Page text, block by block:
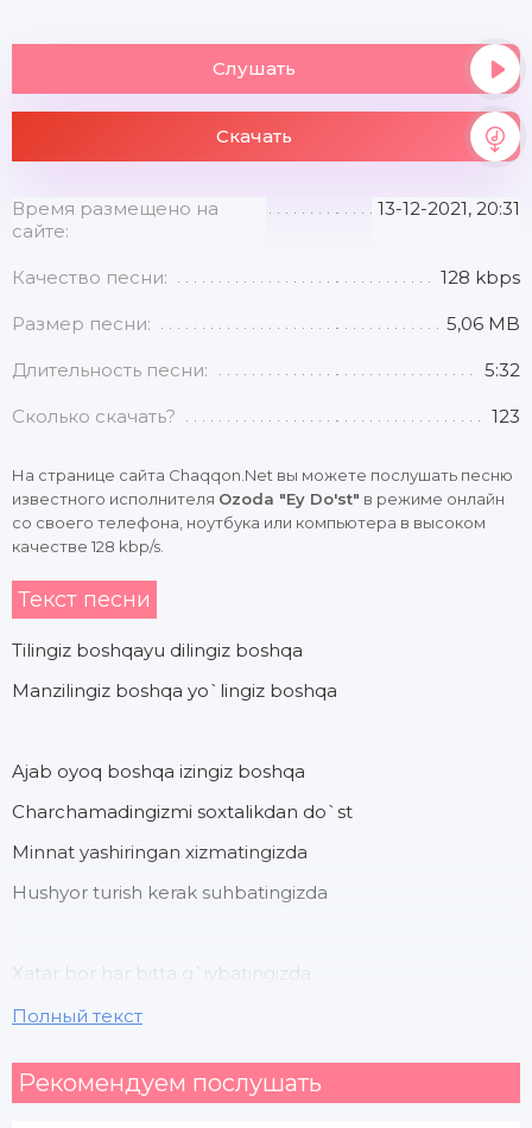
Слушать
Скачать
Время размещено на
сайте:
13-12-2021, 20:31
Качество песни: 128 kbps
Размер песни: 5,06 MB
Длительность песни: 5:32
Сколько скачать? 123
На странице сайта Chaqqon.Net вы можете послушать песню
известного исполнителя Ozoda "Ey Do'st" в режиме онлайн
со своего телефона, ноутбука или компьютера в высоком
качестве 128 kbp/s.
Текст песни
Tilingiz boshqayu dilingiz boshqa
Manzilingiz boshqa yo`lingiz boshqa
Ajab oyoq boshqa izingiz boshqa
Charchamadingizmi soxtalikdan do`st
Minnat yashiringan xizmatingizda
Hushyor turish kerak suhbatingizda
Xatar bor har bitta g`iybatingizda
Charchamadingizmi soxtalikdan ey do`st
Charchamadingizmi soxtalikdan ey do`st
Полный текст
Рекомендуем послушать